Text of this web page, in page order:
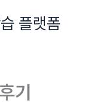
플랫폼
기